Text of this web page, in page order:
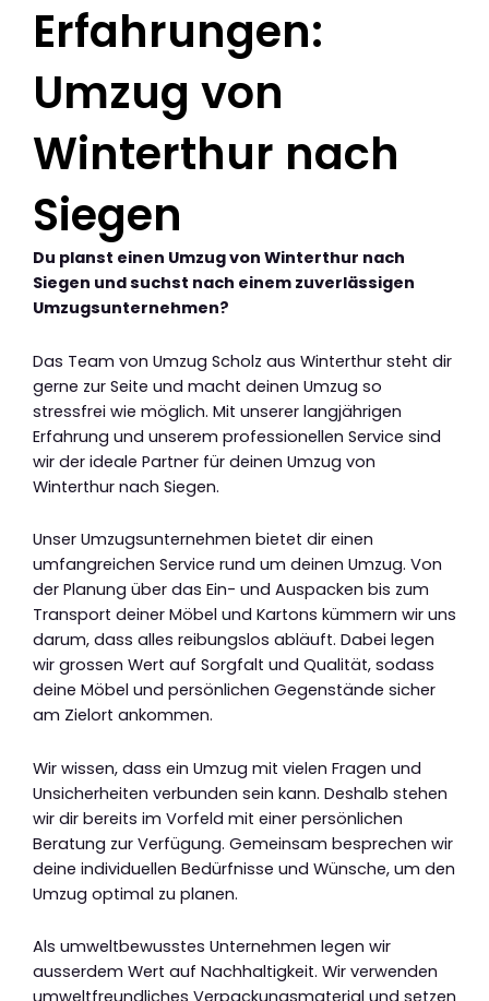
Erfahrungen:
Umzug von
Winterthur nach
Siegen
Du planst einen Umzug von Winterthur nach
Siegen und suchst nach einem zuverlässigen
Umzugsunternehmen?
Das Team von Umzug Scholz aus Winterthur steht dir
gerne zur Seite und macht deinen Umzug so
stressfrei wie möglich. Mit unserer langjährigen
Erfahrung und unserem professionellen Service sind
wir der ideale Partner für deinen Umzug von
Winterthur nach Siegen.
Unser Umzugsunternehmen bietet dir einen
umfangreichen Service rund um deinen Umzug. Von
der Planung über das Ein- und Auspacken bis zum
Transport deiner Möbel und Kartons kümmern wir uns
darum, dass alles reibungslos abläuft. Dabei legen
wir grossen Wert auf Sorgfalt und Qualität, sodass
deine Möbel und persönlichen Gegenstände sicher
am Zielort ankommen.
Wir wissen, dass ein Umzug mit vielen Fragen und
Unsicherheiten verbunden sein kann. Deshalb stehen
wir dir bereits im Vorfeld mit einer persönlichen
Beratung zur Verfügung. Gemeinsam besprechen wir
deine individuellen Bedürfnisse und Wünsche, um den
Umzug optimal zu planen.
Als umweltbewusstes Unternehmen legen wir
ausserdem Wert auf Nachhaltigkeit. Wir verwenden